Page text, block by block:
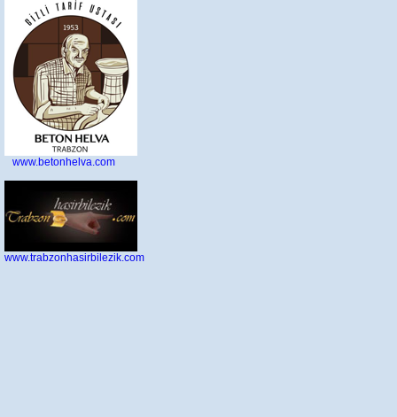
www.betonhelva.com
www.trabzonhasirbilezik.com